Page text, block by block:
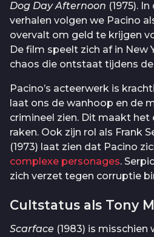
Dog Day Afternoon (1975).
verhalen volgen we Pacino
overvalt om geld te krijgen
De film speelt zich af in New
chaos die ontstaat tijdens
Pacino’s acteerwerk is
laat ons de wanhoop en de
crimineel zien. Dit maakt
raken. Ook zijn rol als Frank
(1973) laat zien dat Pacino
complexe personages.
zich verzet tegen corruptie
Cultstatus als Tony
Scarface (1983) is misschien